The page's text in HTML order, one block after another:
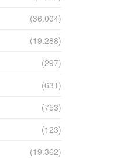
(36.004)
(19.288)
(297)
(631)
(753)
(123)
(19.362)